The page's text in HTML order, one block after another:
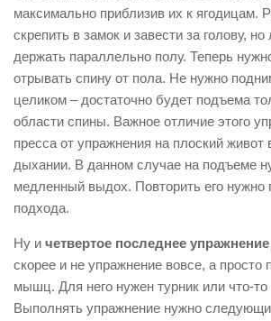
максимально приблизив их к ягодицам.
скрепить в замок и завести за голову,
держать параллельно полу. Теперь
отрывать спину от пола. Не нужно
целиком – достаточно будет подъема
области спины. Важное отличие этого
пресса от упражнения на плоский живот
дыхании. В данном случае на подъеме
медленный выдох. Повторить его нужно
подхода.
Ну и четвертое последнее
скорее и не упражнение вовсе, а просто
мышц. Для него нужен турник или что-то
Выполнять упражнение нужно